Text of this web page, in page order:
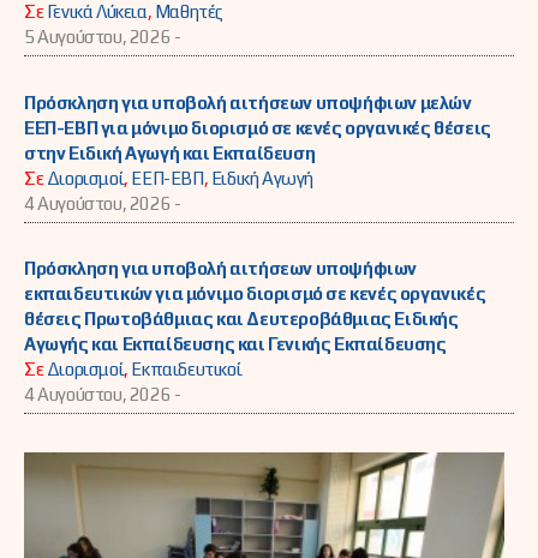
ΣεΓενικά Λύκεια, Μαθητές
5 Αυγούστου, 2026 -
Πρόσκληση για υποβολή αιτήσεων υποψήφιων μελών
ΕΕΠ-ΕΒΠ για μόνιμο διορισμό σε κενές οργανικές θέσεις
στην Ειδική Αγωγή και Εκπαίδευση
ΣεΔιορισμοί, ΕΕΠ-ΕΒΠ, Ειδική Αγωγή
4 Αυγούστου, 2026 -
Πρόσκληση για υποβολή αιτήσεων υποψήφιων
εκπαιδευτικών για μόνιμο διορισμό σε κενές οργανικές
θέσεις Πρωτοβάθμιας και Δευτεροβάθμιας Ειδικής
Αγωγής και Εκπαίδευσης και Γενικής Εκπαίδευσης
ΣεΔιορισμοί, Εκπαιδευτικοί
4 Αυγούστου, 2026 -